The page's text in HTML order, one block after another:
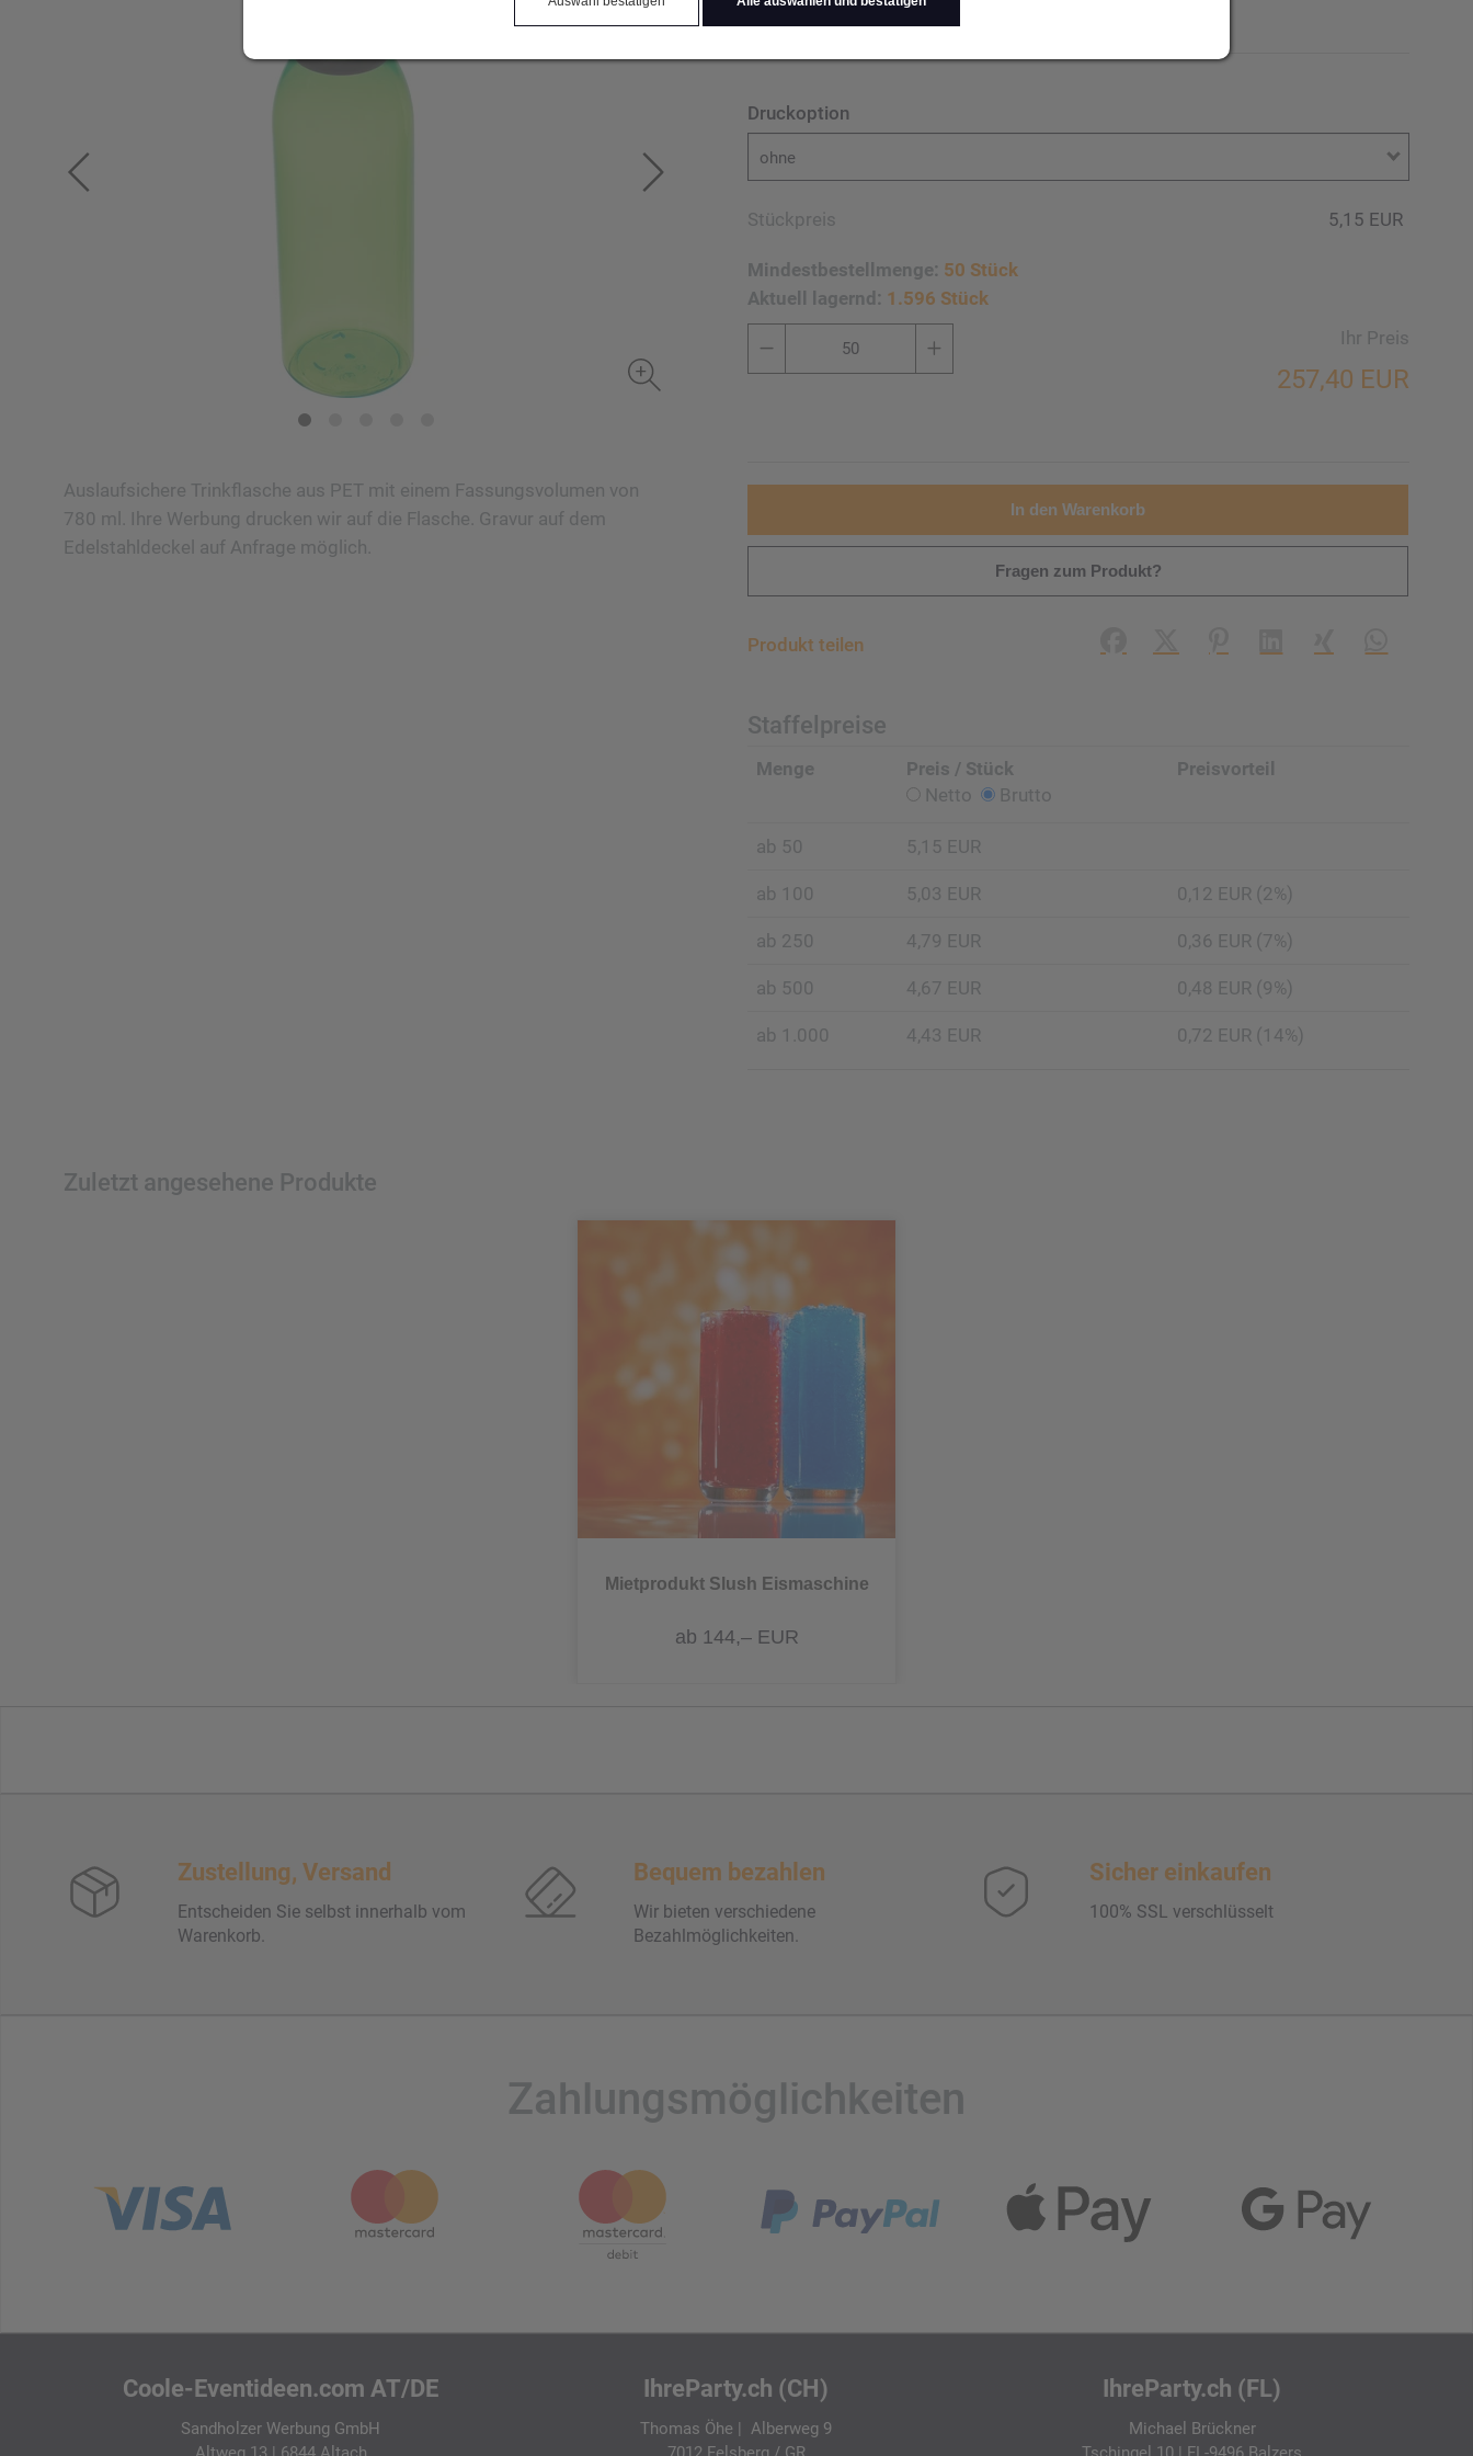
Auslaufsichere Trinkflasche aus PET mit einem Fassungsvolumen von
780 ml. Ihre Werbung drucken wir auf die Flasche. Gravur auf dem
Edelstahldeckel auf Anfrage möglich.
Druckoption
ohne
Stückpreis 5,15 EUR
Mindestbestellmenge: 50 Stück
Aktuell lagernd: 1.596 Stück
Ihr Preis
257,40 EUR
In den Warenkorb
Fragen zum Produkt?
Produkt teilen Facebook
X PinterestLinkedInXing WhatsApp
Staffelpreise
Menge
Preis / Stück
Netto
Brutto
Preisvorteil
ab 50 5,15 EUR
ab 100 5,03 EUR 0,12 EUR (2%)
ab 250 4,79 EUR 0,36 EUR (7%)
ab 500 4,67 EUR 0,48 EUR (9%)
ab 1.000 4,43 EUR 0,72 EUR (14%)
Zuletzt angesehene Produkte
Mietprodukt Slush Eismaschine
ab 144,– EUR
Zustellung, Versand
Entscheiden Sie selbst innerhalb vom
Warenkorb.
Bequem bezahlen
Wir bieten verschiedene
Bezahlmöglichkeiten.
Sicher einkaufen
100% SSL verschlüsselt
Zahlungsmöglichkeiten
Coole-Eventideen.com AT/DE
Sandholzer Werbung GmbH
IhreParty.ch (CH)
Thomas Öhe | Alberweg 9
IhreParty.ch (FL)
Michael Brückner